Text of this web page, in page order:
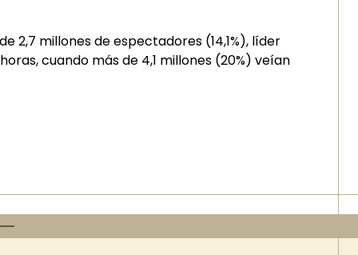
2,7 millones de espectadores (14,1%), líder
cuando más de 4,1 millones (20%) veían